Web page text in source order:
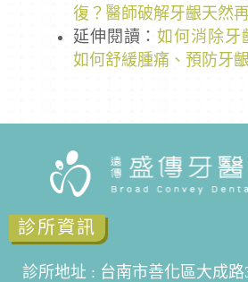
復？醫師破解牙齦天然
延伸閱讀：如何消除牙
如何舒緩腫痛、預防牙
診所資訊
診所地址 : 台南市善化區大成路